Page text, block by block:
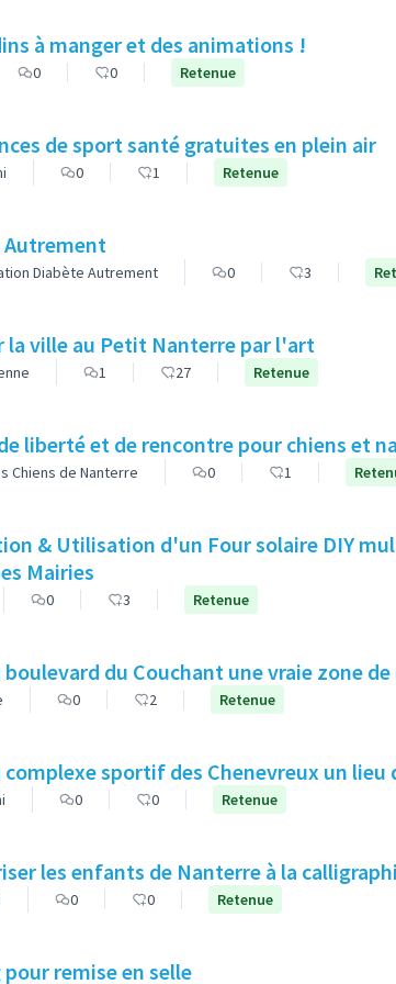
à manger et des animations !
0 0 Retenue
de sport santé gratuites en plein air
0 1 Retenue
Autrement
Diabète Autrement 0 3
la ville au Petit Nanterre par l'art
1 27 Retenue
liberté et de rencontre pour chiens et
Chiens de Nanterre 0 1
& Utilisation d'un Four solaire DIY
Mairies
0 3 Retenue
boulevard du Couchant une vraie zone
0 2 Retenue
complexe sportif des Chenevreux un
0 0 Retenue
les enfants de Nanterre à la
0 0 Retenue
remise en selle